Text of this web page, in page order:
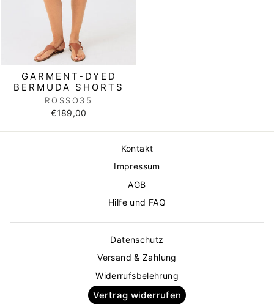
GARMENT-DYED
BERMUDA SHORTS
ROSSO35
€189,00
Kontakt
Impressum
AGB
Hilfe und FAQ
Datenschutz
Versand & Zahlung
Widerrufsbelehrung
Vertrag widerrufen